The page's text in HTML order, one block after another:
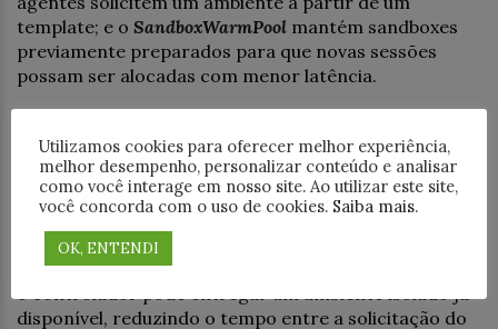
template; e o SandboxWarmPool mantém sandboxes
previamente preparados para que novas sessões
possam ser alocadas com menor latência.
workloads interativos de IA. Em uma aplicação
tradicional, aguardar a criação de um novoPodpode
ser aceitável, mas em fluxos com agentes autônomos,
interpretadores de código ou sessões de
desenvolvimento, a inicialização a frio prejudica a
continuidade da interação. Com
disponível, reduzindo o tempo entre a solicitação do
Utilizamos cookies para oferecer melhor experiência,
melhor desempenho, personalizar conteúdo e analisar
como você interage em nosso site. Ao utilizar este site,
você concorda com o uso de cookies. Saiba mais.
OK, ENTENDI